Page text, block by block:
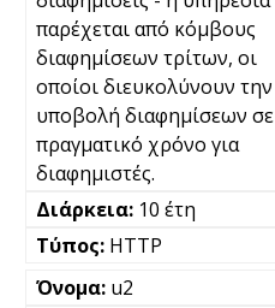
παρέχεται από κόμβους
διαφημίσεων τρίτων, οι
οποίοι διευκολύνουν την
υποβολή διαφημίσεων σε
πραγματικό χρόνο για
διαφημιστές.
10 έτη
HTTP
u2